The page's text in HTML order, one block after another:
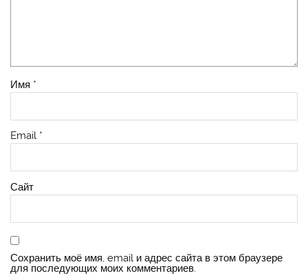
Имя *
Email *
Сайт
Сохранить моё имя, email и адрес сайта в этом браузере
для последующих моих комментариев.